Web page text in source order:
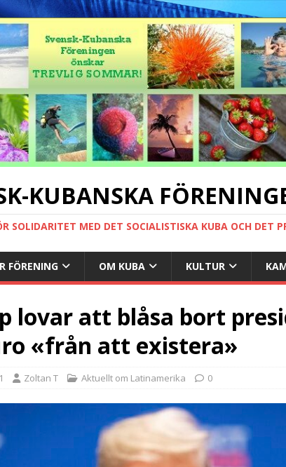
KUBANSKA
SOLIDARITET MED DET SOCIALISTISKA KUBA OCH DET
FÖRENING OM KUBA KULTUR
lovar att blåsa bort
«från att existera»
Zoltan T Aktuellt om Latinamerika 0